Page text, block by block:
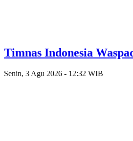
Timnas Indonesia
Senin, 3 Agu 2026 - 12:32 WIB